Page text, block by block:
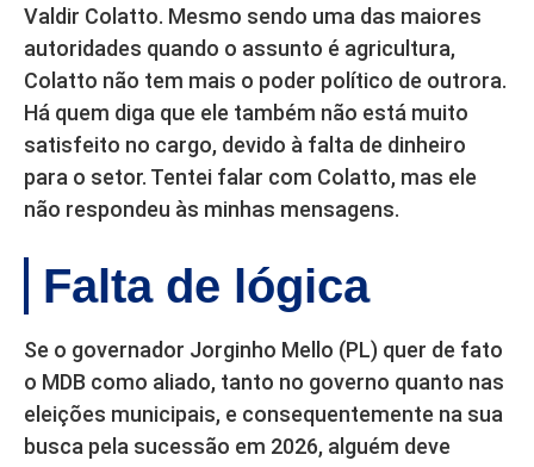
Valdir Colatto. Mesmo sendo uma das maiores
autoridades quando o assunto é agricultura,
Colatto não tem mais o poder político de outrora.
Há quem diga que ele também não está muito
satisfeito no cargo, devido à falta de dinheiro
para o setor. Tentei falar com Colatto, mas ele
não respondeu às minhas mensagens.
Falta de lógica
Se o governador Jorginho Mello (PL) quer de fato
o MDB como aliado, tanto no governo quanto nas
eleições municipais, e consequentemente na sua
busca pela sucessão em 2026, alguém deve